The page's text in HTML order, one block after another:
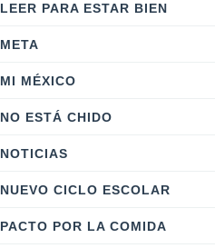
LEER PARA ESTAR BIEN
META
MI MÉXICO
NO ESTÁ CHIDO
NOTICIAS
NUEVO CICLO ESCOLAR
PACTO POR LA COMIDA